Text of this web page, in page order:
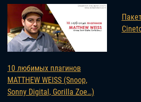
10 любимых плагинов
MATTHEW WEISS (Snoop,
Sonny Digital, Gorilla Zoe…)